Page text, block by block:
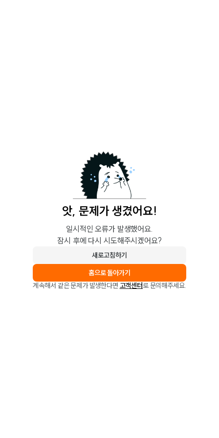
앗, 문제가 생겼어요!
일시적인 오류가 발생했어요.
잠시 후에 다시 시도해주시겠어요?
새로고침하기
홈으로 돌아가기
계속해서 같은 문제가 발생한다면 고객센터로 문의해주세요.